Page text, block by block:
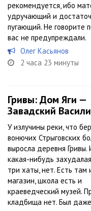
рекомендуется, ибо
удручающий и
пугающий. Не говорите
вас не предупреждали.
Олег Касьянов
2 часа 23 минуты
Гривы: Дом Яги —
Завадский
У излучины реки, что
вонючих Стрыговских
выросла деревня Гривы.
какая-нибудь
три хаты, нет. Есть там
магазин, школа есть и
краеведческий музей.
кладбища нет. Был